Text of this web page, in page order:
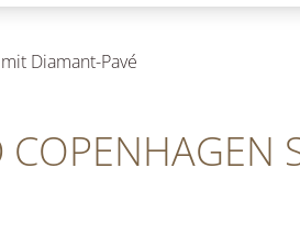
Diamant-Pavé
COPENHAGEN